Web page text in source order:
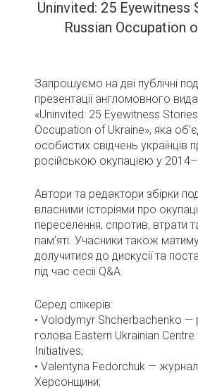
Uninvited: 25 Eyewitness
Russian Occupation
Запрошуємо на дві публічні
презентації англомовного
«Uninvited: 25 Eyewitness
Occupation of Ukraine», яка
особистих свідчень українців
російською окупацією у
Автори та редактори збірки
власними історіями про
переселення, спротив, втрати
пам’яті. Учасники також
долучитися до дискусії та
під час сесії Q&A.
Серед спікерів:
• Volodymyr Shcherbachenko —
голова Eastern Ukrainian Centre
Initiatives;
• Valentyna Fedorchuk —
Херсонщини;